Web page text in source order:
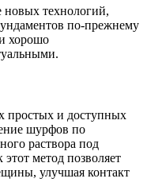
новых технологий,
по-прежнему
хорошо
простых и доступных
шурфов по
раствора под
метод позволяет
улучшая контакт